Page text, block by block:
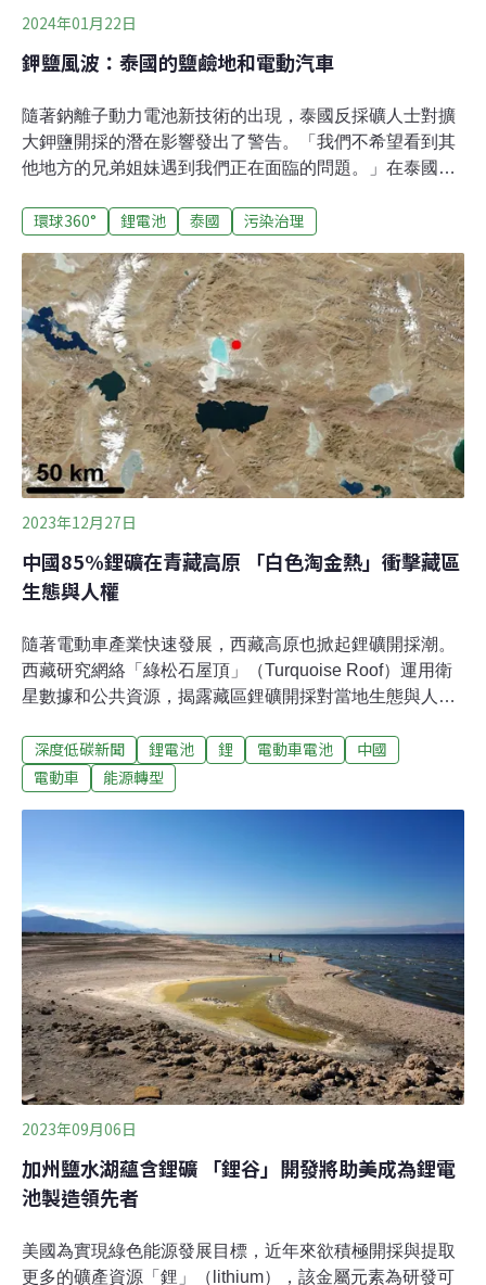
2024年01月22日
鉀鹽風波：泰國的鹽鹼地和電動汽車
隨著鈉離子動力電池新技術的出現，泰國反採礦人士對擴
大鉀鹽開採的潛在影響發出了警告。「我們不希望看到其
他地方的兄弟姐妹遇到我們正在面臨的問題。」在泰國色
Niwat）舉行的一場題為「伊桑（Isan）鉀鹽的過去、現在
Kainok）這樣說。瓦暖尼瓦縣地處鄉下。2015年，在泰國
註冊成立的中資企業中國明達鉀鹽公司（China Mingda
Potash Corporation）獲得許可，在這一地區勘探潛在的
鉀鹽礦資源（一種富含鉀和鈉元素的天然鹽）開採點。儘
管該公司已經勘探了多個地點，但由於當地居民的強烈反
對，至今仍未開始商業化開採。塔納萬從300多公里外的
呵叻府（Nakhon Ratchasima）丹坤托縣（Dan Khun
Thot）趕來參與2023年4月舉行的這場討論。泰國目前唯
環球360° 鋰電池 泰國 污染治理
2023年12月27日
中國85%鋰礦在青藏高原 「白色淘金熱」衝擊藏區
生態與人權
隨著電動車產業快速發展，西藏高原也掀起鋰礦開採潮。
西藏研究網絡「綠松石屋頂」（Turquoise Roof）運用衛
星數據和公共資源，揭露藏區鋰礦開採對當地生態與人權
聯。快速、低廉開採方式導致高污染中國是全球最大鋰化
合物供給國，不過，上游原料鋰供應不足，需依賴於進
屬。由西藏學者、漢學等研究人員組成的新興網絡綠松石
屋頂11月初發表報告指出，隨著全球對鋰礦的需求上升，
西藏將成為這股「白色淘金熱」的最前線。中國鋰儲量約
404.7萬公噸，約有365.5萬公噸都在青藏高原，占85%左
右，主要分布在西藏、四川、青海一帶。
深度低碳新聞 鋰電池 鋰 電動車電池
中國
電動車
能源轉型
2023年09月06日
加州鹽水湖蘊含鋰礦 「鋰谷」開發將助美成為鋰電
池製造領先者
美國為實現綠色能源發展目標，近年來欲積極開採與提取
更多的礦產資源「鋰」（lithium），該金屬元素為研發可